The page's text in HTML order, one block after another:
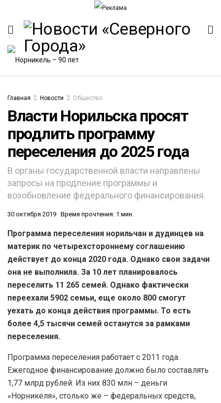
Главная Новости Общество
Власти Норильска просят
продлить программу
переселения до 2025 года
В органы государственной власти направлены
запросы на продление программы и
возобновление федерального финансирования.
30 октября 2019 Время прочтения: 1 мин.
Программа переселения норильчан и дудинцев на
материк по четырехстороннему соглашению
действует до конца 2020 года. Однако свои задачи
она не выполнила. За 10 лет планировалось
переселить 11 265 семей. Однако фактически
переехали 5902 семьи, еще около 800 смогут
уехать до конца действия программы. То есть
более 4,5 тысячи семей останутся за рамками
переселения.
Программа переселения работает с 2011 года.
Ежегодное финансирование должно было составлять
1,77 млрд рублей. Из них 830 млн – деньги
«Норникеля», столько же – федеральных средств,